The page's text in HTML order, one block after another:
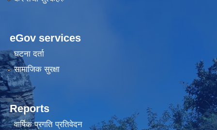
eGov services
घटना दर्ता
सामाजिक सुरक्षा
Reports
वार्षिक प्रगति प्रतिवेदन